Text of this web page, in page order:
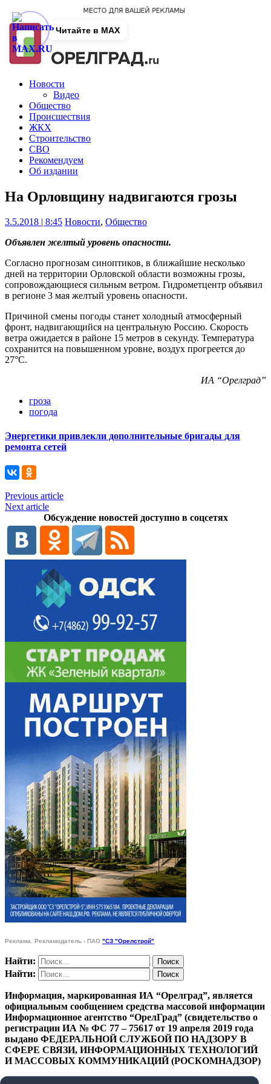
Новости
Видео
Общество
Происшествия
ЖКХ
Строительство
СВО
Рекомендуем
Об издании
На Орловщину надвигаются грозы
3.5.2018 | 8:45 Новости, Общество
Объявлен желтый уровень опасности.
Согласно прогнозам синоптиков, в ближайшие несколько
дней на территории Орловской области возможны грозы,
сопровождающиеся сильным ветром. Гидрометцентр объявил
в регионе 3 мая желтый уровень опасности.
Причиной смены погоды станет холодный атмосферный
фронт, надвигающийся на центральную Россию. Скорость
ветра ожидается в районе 15 метров в секунду. Температура
сохранится на повышенном уровне, воздух прогреется до
27°С.
ИА “Орелград”
гроза
погода
Энергетики привлекли дополнительные бригады для
ремонта сетей
Previous article
Next article
Обсуждение новостей доступно в соцсетях
Реклама. Рекламодатель - ПАО "СЗ "Орелстрой"
Найти:
Найти:
Информация, маркированная ИА “Орелград”, является
официальным сообщением средства массовой информации
Информационное агентство “ОрелГрад” (свидетельство о
регистрации ИА № ФС 77 – 75617 от 19 апреля 2019 года
выдано ФЕДЕРАЛЬНОЙ СЛУЖБОЙ ПО НАДЗОРУ В
СФЕРЕ СВЯЗИ, ИНФОРМАЦИОННЫХ ТЕХНОЛОГИЙ
И МАССОВЫХ КОММУНИКАЦИЙ (РОСКОМНАДЗОР)
Читайте в MAX